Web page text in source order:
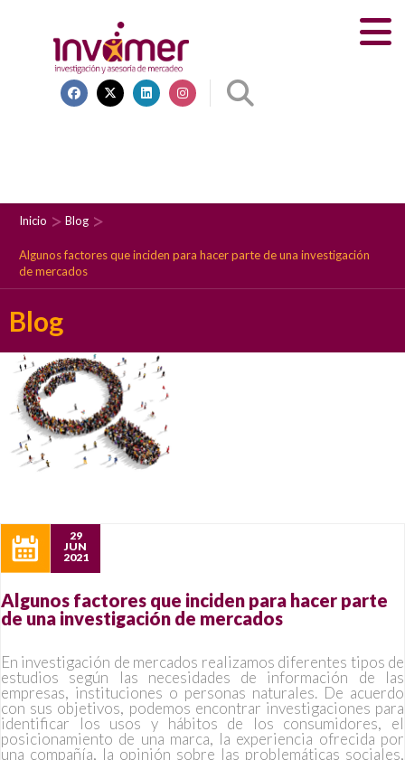
Inicio Blog
Algunos factores que inciden para hacer parte de una investigación
de mercados
Blog
29
JUN
2021
Algunos factores que inciden para hacer parte
de una investigación de mercados
En investigación de mercados realizamos diferentes tipos de
estudios según las necesidades de información de las
empresas, instituciones o personas naturales. De acuerdo
con sus objetivos, podemos encontrar investigaciones para
identificar los usos y hábitos de los consumidores, el
posicionamiento de una marca, la experiencia ofrecida por
una compañía, la opinión sobre las problemáticas sociales,